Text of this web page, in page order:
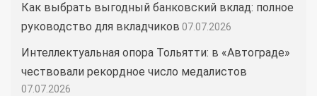
Как выбрать выгодный банковский вклад: полное
руководство для вкладчиков 07.07.2026
Интеллектуальная опора Тольятти: в «Автограде»
чествовали рекордное число медалистов
07.07.2026